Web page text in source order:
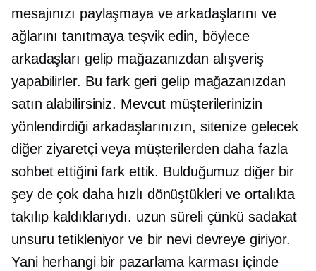
mesajınızı paylaşmaya ve arkadaşlarını ve
ağlarını tanıtmaya teşvik edin, böylece
arkadaşları gelip mağazanızdan alışveriş
yapabilirler. Bu fark geri gelip mağazanızdan
satın alabilirsiniz. Mevcut müşterilerinizin
yönlendirdiği arkadaşlarınızın, sitenize gelecek
diğer ziyaretçi veya müşterilerden daha fazla
sohbet ettiğini fark ettik. Bulduğumuz diğer bir
şey de çok daha hızlı dönüştükleri ve ortalıkta
takılıp kaldıklarıydı. uzun süreliçünkü sadakat
unsuru tetikleniyor ve bir nevi devreye giriyor.
Yani herhangi bir pazarlama karması içinde